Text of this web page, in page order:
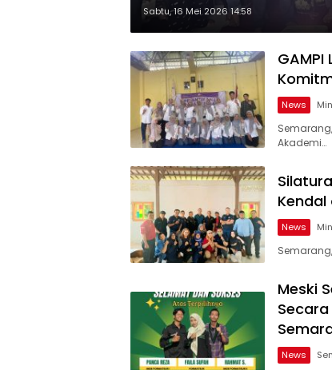
Sabtu, 16 Mei 2026 14:58
News
Akademi…
News
Meski
News